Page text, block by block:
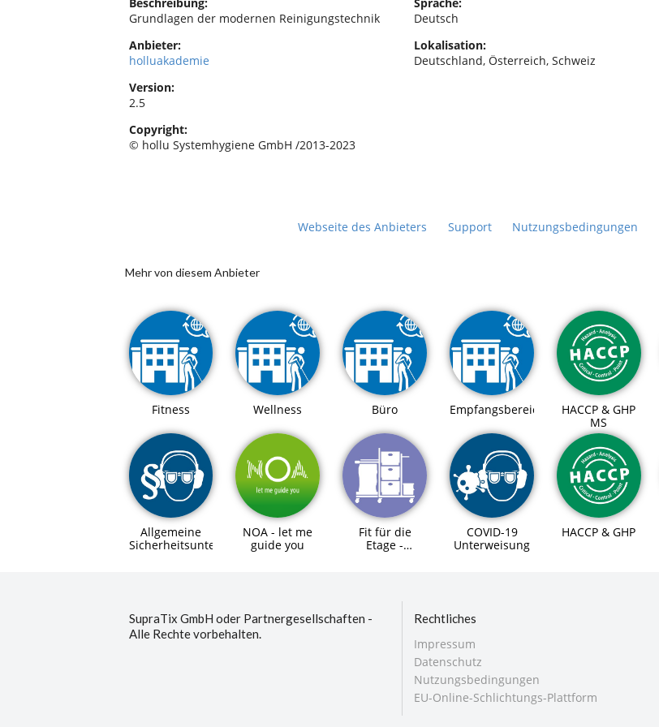
Beschreibung:
Grundlagen der modernen Reinigungstechnik
Anbieter:
holluakademie
Version:
2.5
Copyright:
© hollu Systemhygiene GmbH /2013-2023
Sprache:
Deutsch
Lokalisation:
Deutschland, Österreich, Schweiz
Webseite des Anbieters Support Nutzungsbedingungen
Mehr von diesem Anbieter
Fitness Wellness Büro Empfangsbereich
HACCP & GHP
MS
Allgemeine
Sicherheitsunterweisung
NOA - let me
guide you
Fit für die
Etage -
COVID-19
Unterweisung
HACCP & GHP
SupraTix GmbH oder Partnergesellschaften -
Alle Rechte vorbehalten.
Rechtliches
Impressum
Datenschutz
Nutzungsbedingungen
EU-Online-Schlichtungs-Plattform